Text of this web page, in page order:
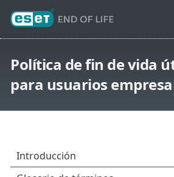
Política de fin de vida
para usuarios